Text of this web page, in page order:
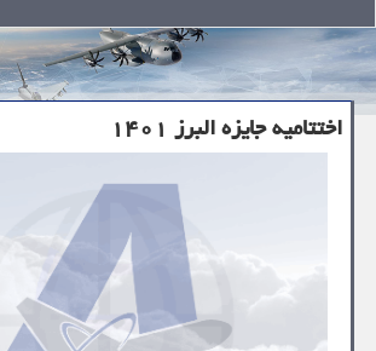
اختتامیه جایزه البرز ۱۴۰۱